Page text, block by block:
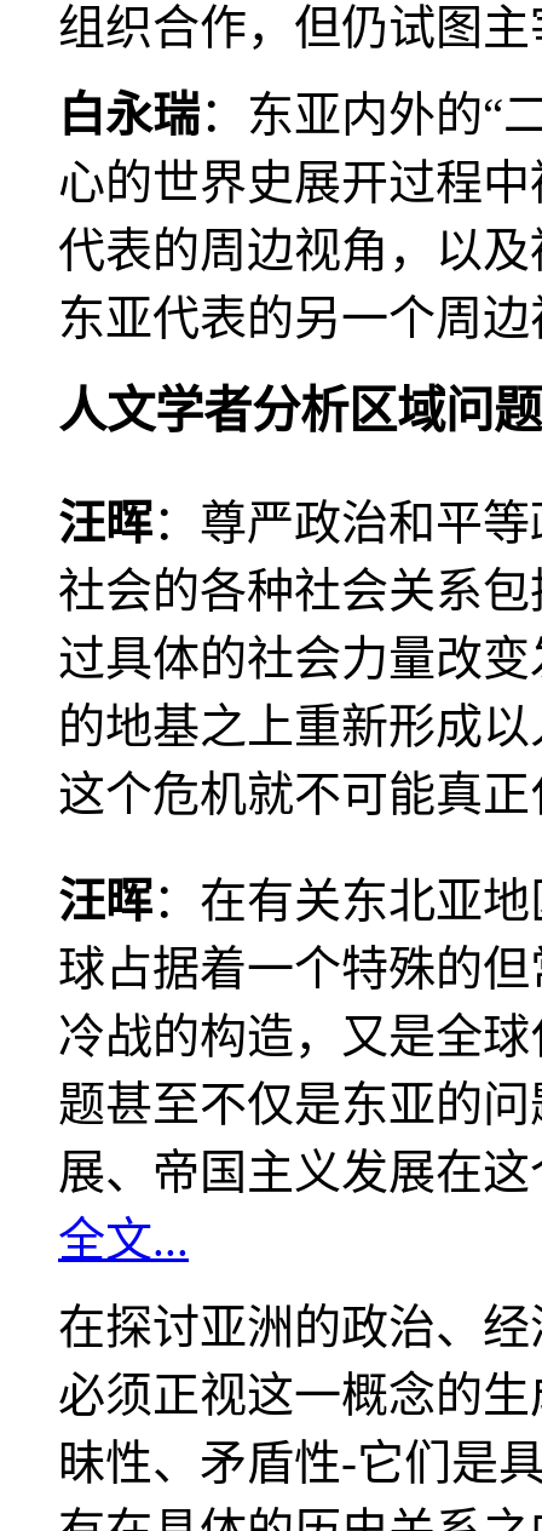
组织合作，但仍试图
白永瑞：东亚内外的“
心的世界史展开过程
代表的周边视角，以
东亚代表的另一个周
人文学者分析区域问题
汪晖：尊严政治和平
社会的各种社会关系
过具体的社会力量改
的地基之上重新形成
这个危机就不可能真
汪晖：在有关东北亚
球占据着一个特殊的
冷战的构造，又是全
题甚至不仅是东亚的
展、帝国主义发展在
全文...
在探讨亚洲的政治、
必须正视这一概念的
昧性、矛盾性-它们是